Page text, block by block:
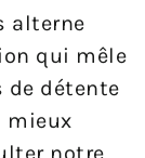
alterne
qui mêle
détente
mieux